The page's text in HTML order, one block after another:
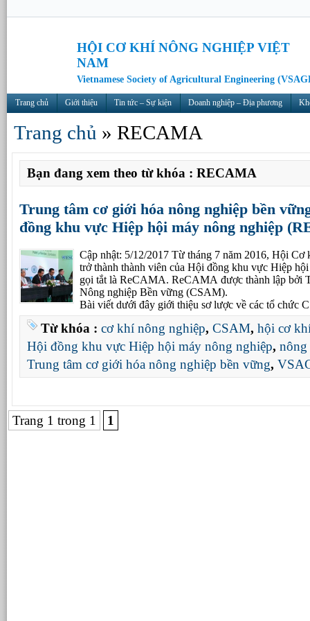
HỘI CƠ KHÍ NÔNG NGHIỆP VIỆT
NAM
Vietnamese Society of Agricultural Engineering
Trang chủ Giới thiệu Tin tức – Sự kiện Doanh nghiệp – Địa phương
Trang chủ » RECAMA
Bạn đang xem theo từ khóa : RECAMA
Trung tâm cơ giới hóa nông nghiệp bền
đồng khu vực Hiệp hội máy nông nghiệp
Cập nhật: 5/12/2017 Từ tháng 7 năm 2016, Hội Cơ
trở thành thành viên của Hội đồng khu vực Hiệp
gọi tắt là ReCAMA. ReCAMA được thành lập bởi
Nông nghiệp Bền vững (CSAM).
Bài viết dưới đây giới thiệu sơ lược về các tổ chức
Từ khóa : cơ khí nông nghiệp, CSAM, hội cơ
Hội đồng khu vực Hiệp hội máy nông nghiệp, nông
Trung tâm cơ giới hóa nông nghiệp bền vững,
Trang 1 trong 1 1